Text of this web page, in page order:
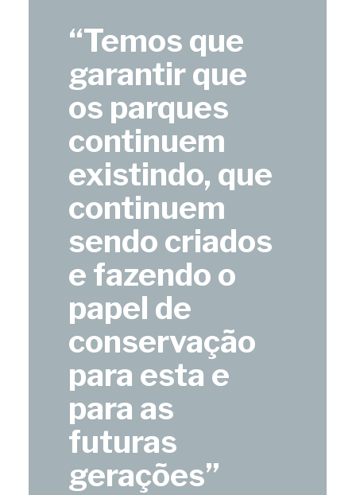
“Temos que
garantir que
os parques
continuem
existindo, que
continuem
sendo criados
e fazendo o
papel de
conservação
para esta e
para as
futuras
gerações”